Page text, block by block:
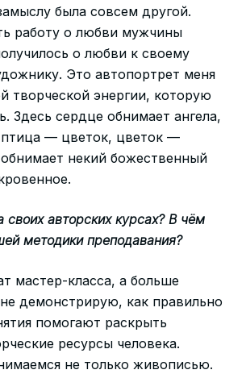
была совсем другой.
работу о любви мужчины
о любви к своему
Это автопортрет меня
творческой энергии, которую
Здесь сердце обнимает ангела,
— цветок, цветок —
некий божественный
авторских курсах? В чём
методики преподавания?
мастер-класса, а больше
демонстрирую, как правильно
помогают раскрыть
ресурсы человека.
не только живописью.